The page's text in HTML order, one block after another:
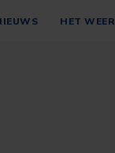
HET WEER